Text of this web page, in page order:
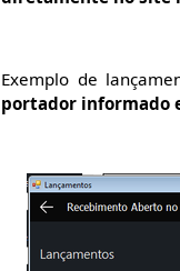
Exemplo de
portador informado